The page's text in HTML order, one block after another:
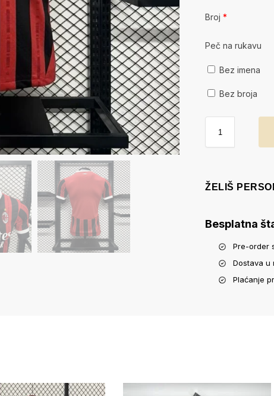
Broj*
Peč na rukavu
Bez imena
Bez broja
ŽELIŠ
Besplatna
Pre-order
Dostava u
Plaćanje